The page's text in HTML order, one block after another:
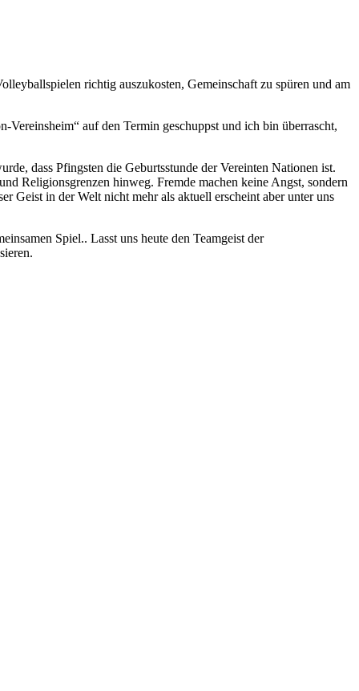
richtig auszukosten, Gemeinschaft zu spüren und am
Vereinsheim“ auf den Termin geschuppst und ich bin überrascht,
dass Pfingsten die Geburtsstunde der Vereinten Nationen ist.
Religionsgrenzen hinweg. Fremde machen keine Angst, sondern
Geist in der Welt nicht mehr als aktuell erscheint aber unter uns
Spiel.. Lasst uns heute den Teamgeist der